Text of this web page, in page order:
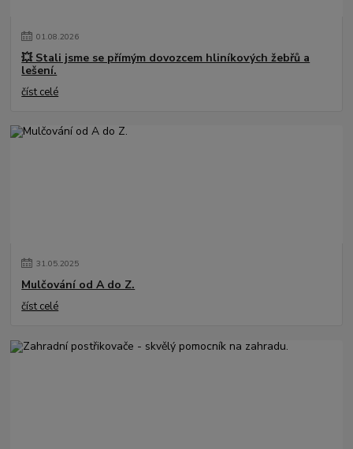
01.08.2026
💥 Stali jsme se přímým dovozcem hliníkových žebřů a
lešení.
číst celé
31.05.2025
Mulčování od A do Z.
číst celé